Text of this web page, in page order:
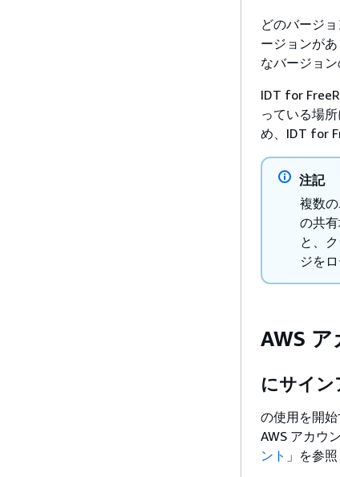
どのバージ
ージョンがあ
なバージョ
IDT for
っている場
め、IDT for
注記
複数
の共
と、
ジを
AWS
にサイン
の使用を開
AWS アカウ
ント 」を参